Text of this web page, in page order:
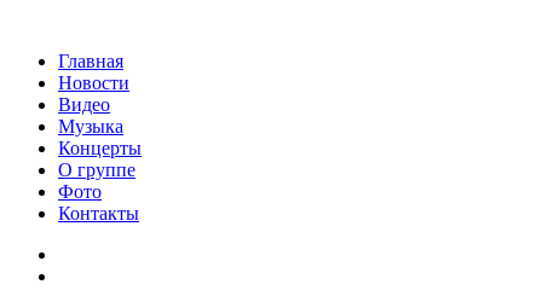
Главная
Новости
Видео
Музыка
Концерты
О группе
Фото
Контакты